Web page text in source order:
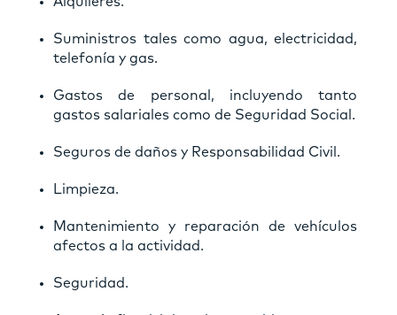
Suministros tales como agua, electricidad,
telefonía y gas.
Gastos de personal, incluyendo tanto
gastos salariales como de Seguridad Social.
Seguros de daños y Responsabilidad Civil.
Limpieza.
Mantenimiento y reparación de vehículos
afectos a la actividad.
Seguridad.